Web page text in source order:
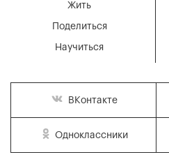
Жить
Поделиться
Научиться
ВКонтакте
Одноклассники